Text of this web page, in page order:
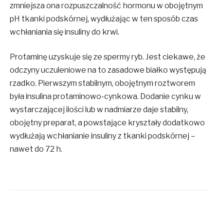
zmniejsza ona rozpuszczalność hormonu w obojętnym
pH tkanki podskórnej, wydłużając w ten sposób czas
wchłaniania się insuliny do krwi.
Protaminę uzyskuje się ze spermy ryb. Jest ciekawe, że
odczyny uczuleniowe na to zasadowe białko występują
rzadko. Pierwszym stabilnym, obojętnym roztworem
była insulina protaminowo-cynkowa. Dodanie cynku w
wystarczającej ilości lub w nadmiarze daje stabilny,
obojętny preparat, a powstające kryształy dodatkowo
wydłużają wchłanianie insuliny z tkanki podskórnej –
nawet do 72 h.